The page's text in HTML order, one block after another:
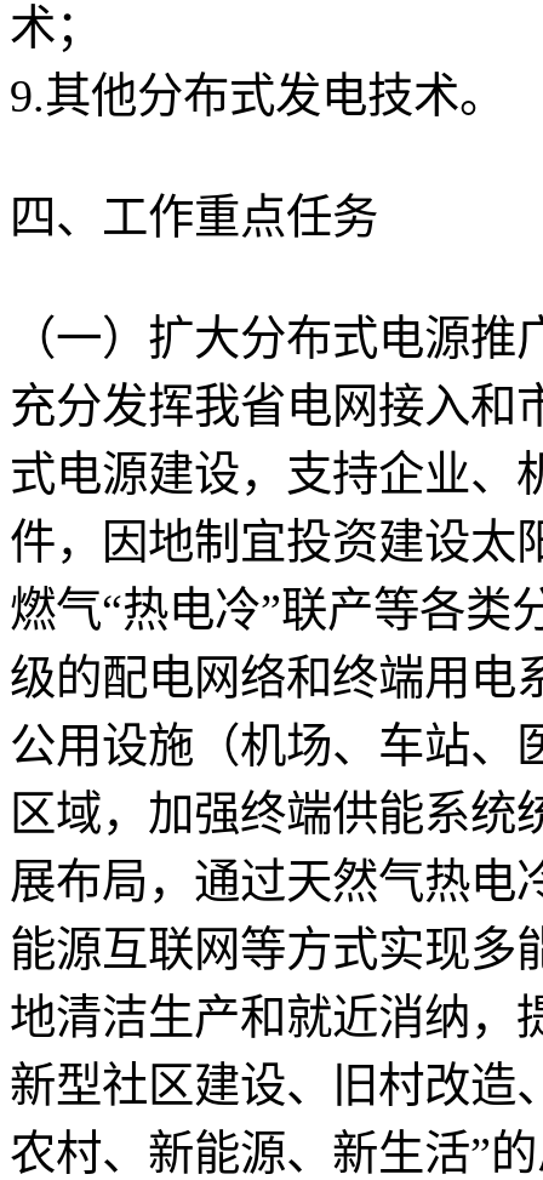
术；
9.其他分布式发电技术。
四、工作重点任务
（一）扩大分布式电源推
充分发挥我省电网接入和
式电源建设，支持企业、
件，因地制宜投资建设太
燃气“热电冷”联产等各类
级的配电网络和终端用电
公用设施（机场、车站、
区域，加强终端供能系
展布局，通过天然气热电
能源互联网等方式实现多
地清洁生产和就近消纳，
新型社区建设、旧村改造
农村、新能源、新生活”